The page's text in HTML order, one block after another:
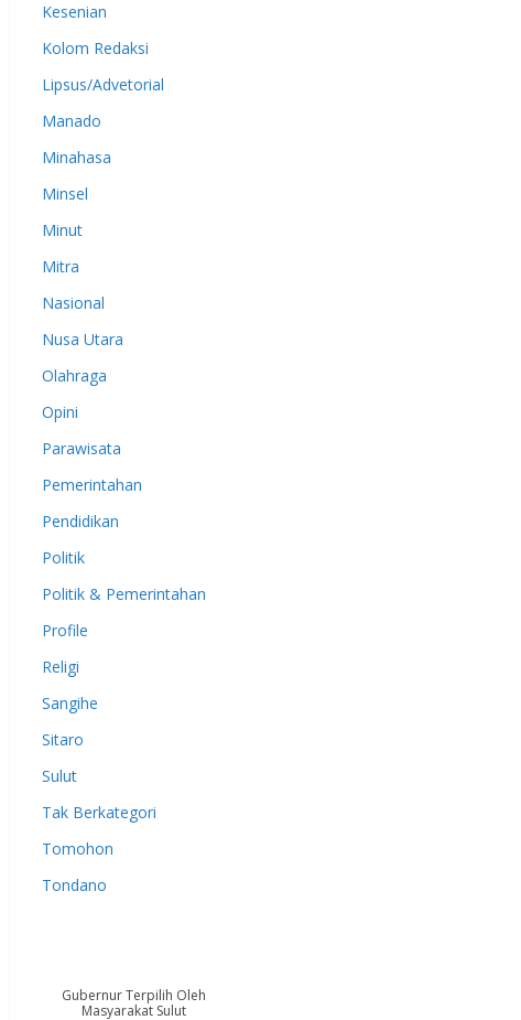
Kesenian
Kolom Redaksi
Lipsus/Advetorial
Manado
Minahasa
Minsel
Minut
Mitra
Nasional
Nusa Utara
Olahraga
Opini
Parawisata
Pemerintahan
Pendidikan
Politik
Politik & Pemerintahan
Profile
Religi
Sangihe
Sitaro
Sulut
Tak Berkategori
Tomohon
Tondano
Gubernur Terpilih Oleh
Masyarakat Sulut